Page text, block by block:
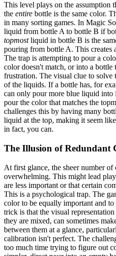
This level plays on the assumption
the entire bottle is the same color.
in many sorting games. In Magic
liquid from bottle A to bottle B if
topmostliquid in bottle B is the
pouring from bottle A. This creates
The trap is attempting to pour a
color doesn't match, or into a
frustration. The visual clue to
of the liquids. If a bottle has, for
can only pour more blue liquid
pour the color that matches the
challenges this by having many
liquid at the top, making it seem
in fact, you can.
The Illusion of Redundant
At first glance, the sheer number
overwhelming. This might lead
are less important or that certain
This is a psychological trap. The
color to be equally important and
trick is that the visual
they are mixed, can sometimes
between them at a glance,
calibration isn't perfect. The
too much time trying to figure out